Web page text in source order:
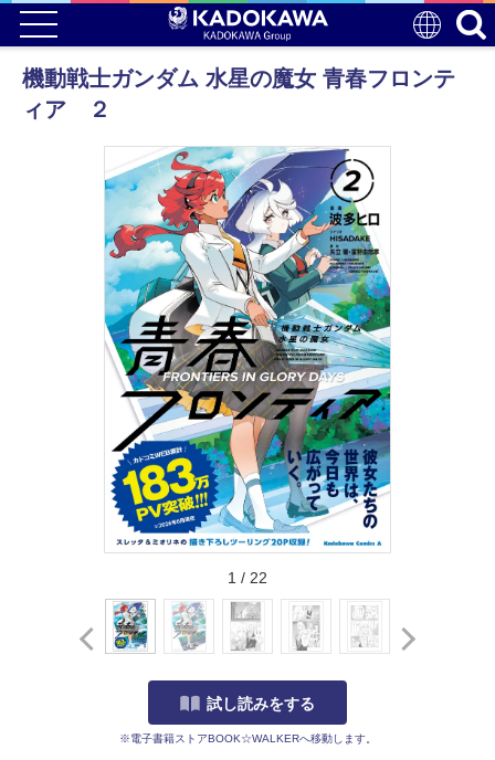
機動戦士ガンダム 水星の魔女 青春フロンテ
ィア ２
1 / 22
試し読みをする
※電子書籍ストアBOOK☆WALKERへ移動します。